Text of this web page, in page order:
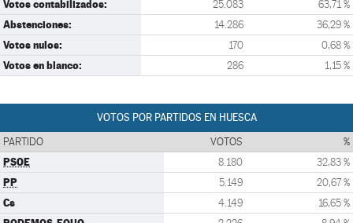
Votos contabilizados: 25.083 63,71 %
Abstenciones: 14.286 36,29 %
Votos nulos: 170 0,68 %
Votos en blanco: 286 1,15 %
VOTOS POR PARTIDOS EN HUESCA
PARTIDO VOTOS %
PSOE 8.180 32,83 %
PP 5.149 20,67 %
Cs 4.149 16,65 %